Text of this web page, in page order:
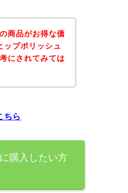
商品がお得な価
ップポリッシュ
にされてみては
ちら
購入したい方